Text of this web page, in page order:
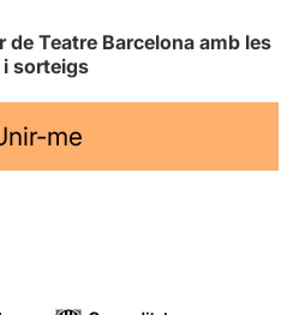
Teatre Barcelona amb les
sorteigs
me